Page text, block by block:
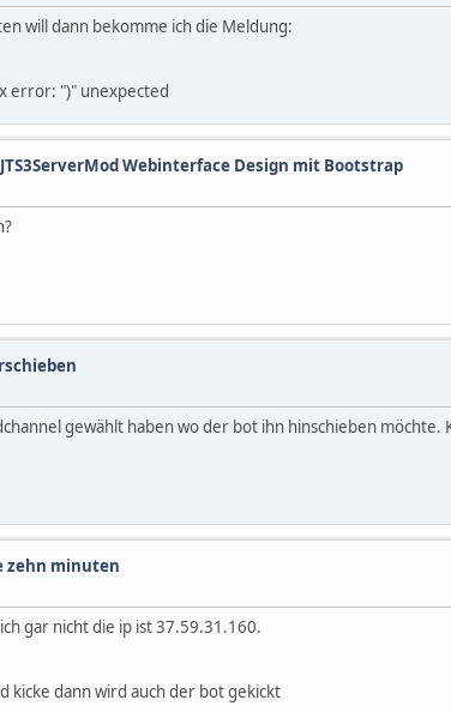
advise: DO NOT RUN THE SERVER AS ROOT"
executable, trying to set it"
will dann bekomme ich die Meldung:
error: ")" unexpected
Webinterface Design mit Bootstrap
gewählt haben wo der bot ihn hinschieben möchte.
zehn minuten
gar nicht die ip ist 37.59.31.160.
kicke dann wird auch der bot gekickt